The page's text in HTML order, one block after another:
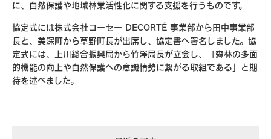
に、自然保護や地域林業活性化に関する支援を行うものです。
協定式には株式会社コーセー DECORTÉ 事業部から田中事業部
長と、美深町から草野町長が出席し、協定書へ署名しました。協
定式には、上川総合振興局から竹澤局長が立会し、「森林の多面
的機能の向上や自然保護への意識情勢に繋がる取組である」と期
待を述べました。